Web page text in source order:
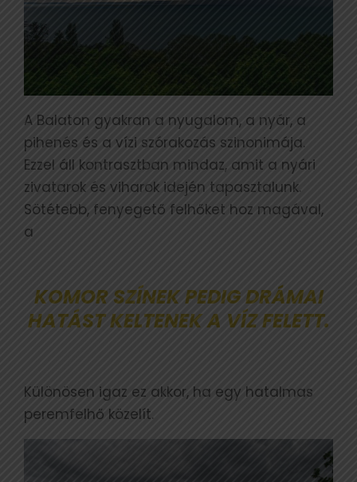
A Balaton gyakran a nyugalom, a nyár, a
pihenés és a vízi szórakozás szinonimája.
Ezzel áll kontrasztban mindaz, amit a nyári
zivatarok és viharok idején tapasztalunk.
Sötétebb, fenyegető felhőket hoz magával,
a
KOMOR SZÍNEK PEDIG DRÁMAI
HATÁST KELTENEK A VÍZ FELETT.
Különösen igaz ez akkor, ha egy hatalmas
peremfelhő közelít.